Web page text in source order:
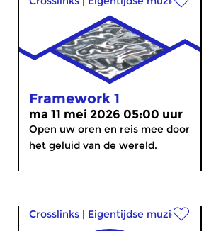
Framework 1
ma 11 mei 2026 05:00 uur
Open uw oren en reis mee door
het geluid van de wereld.
Crosslinks | Eigentijdse muziek